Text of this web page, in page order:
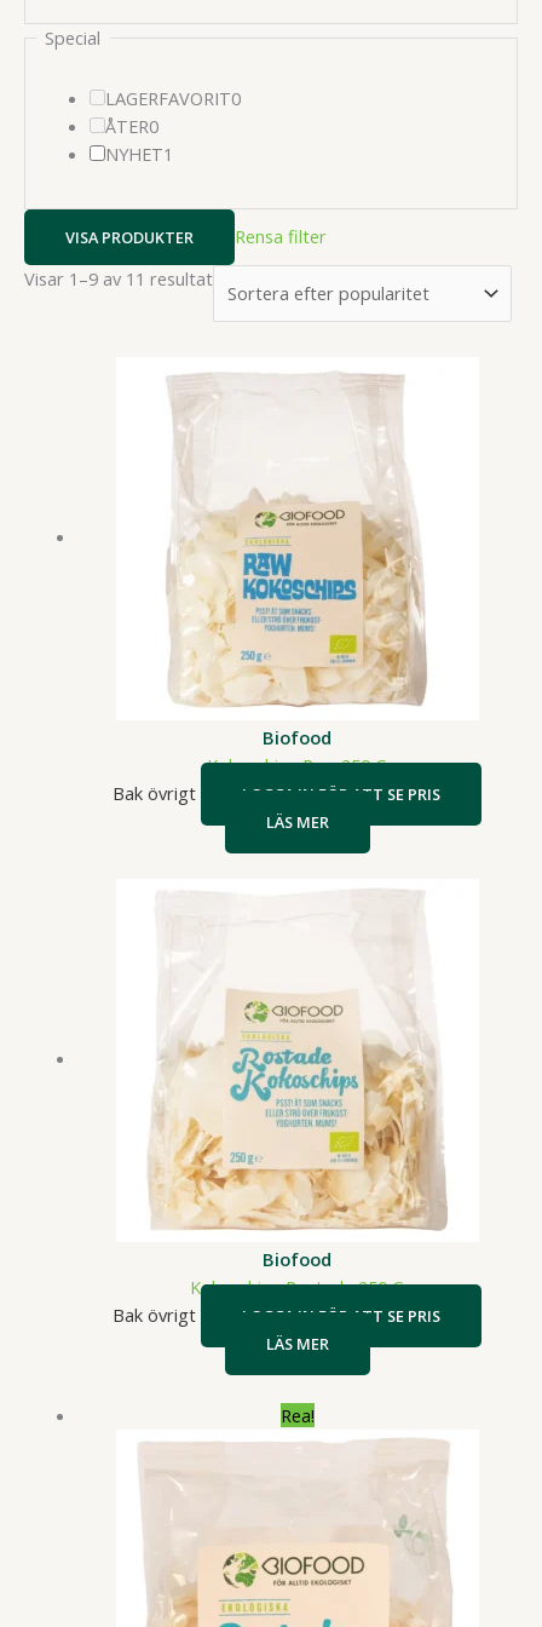
Special
LAGERFAVORIT00
ÅTER00
produkter
NYHET1
VISA PRODUKTER
Rensa filter
Visar 1–9 av 11 resultatSortera
efter
Biofood
Kokoschips Raw 250 G
Bak övrigt
LOGGA IN FÖR ATT SE PRIS
LÄS MER
Biofood
Kokoschips Rostade 250 G
Bak övrigt
LOGGA IN FÖR ATT SE PRIS
LÄS MER
Rea!